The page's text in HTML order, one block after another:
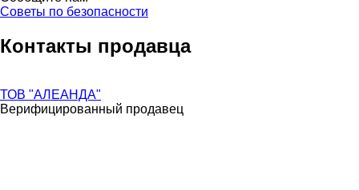
Советы по безопасности
Контакты продавца
ТОВ "АЛЕАНДА"
Верифицированный продавец